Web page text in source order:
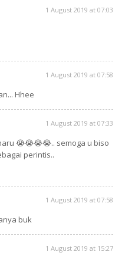
1 August 2019 at 07:03
1 August 2019 at 07:58
Hhee
1 August 2019 at 07:33
😭😭😭😭.. semoga u biso
perintis..
1 August 2019 at 07:58
buk
1 August 2019 at 15:27